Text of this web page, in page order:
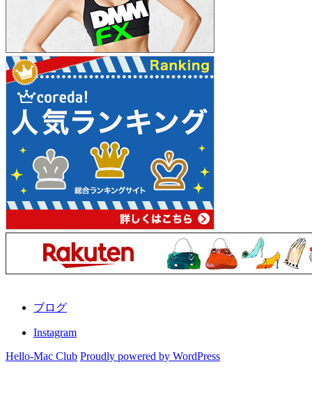
ブログ
Instagram
Hello-Mac Club Proudly powered by WordPress